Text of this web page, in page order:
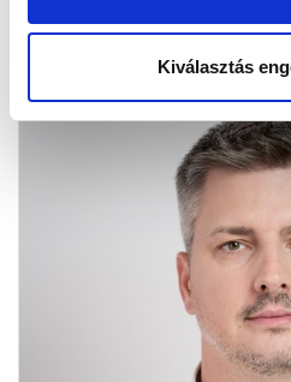
Kiválasztás